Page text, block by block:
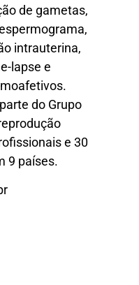
de gametas,
intrauterina,
lapse e
do Grupo
e 30
9 países.